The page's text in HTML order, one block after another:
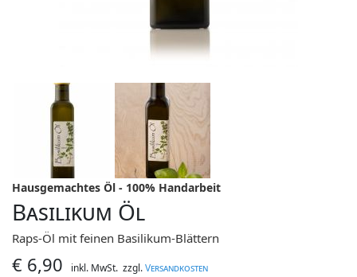
Hausgemachtes Öl - 100% Handarbeit
Basilikum Öl
Raps-Öl mit feinen Basilikum-Blättern
€ 6,90 inkl. MwSt. zzgl.Versandkosten